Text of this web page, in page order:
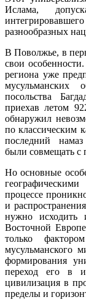
Ислама,
разнообразных
В Поволжье, в
свои
региона уже
мусульманских
посольства
приехав летом
обнаружил
по классическим
последний
были совмещать
Но основные
процессе
и
нужно исходить
Восточной
только
мусульманского
формирования
переход его в
цивилизация в
пределы и